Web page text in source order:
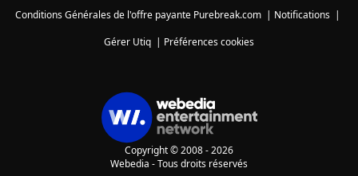
Conditions Générales de l'offre payante Purebreak.com | Notifications |
Gérer Utiq | Préférences cookies
Copyright © 2008 - 2026
Webedia - Tous droits réservés